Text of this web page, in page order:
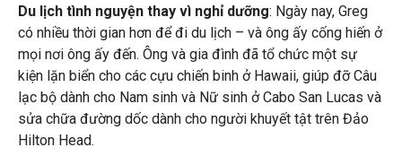
Du lịch tình nguyện thay vì nghỉ dưỡng: Ngày nay, Greg
có nhiều thời gian hơn để đi du lịch – và ông ấy cống hiến ở
mọi nơi ông ấy đến. Ông và gia đình đã tổ chức một sự
kiện lặn biển cho các cựu chiến binh ở Hawaii, giúp đỡ Câu
lạc bộ dành cho Nam sinh và Nữ sinh ở Cabo San Lucas và
sửa chữa đường dốc dành cho người khuyết tật trên Đảo
Hilton Head.